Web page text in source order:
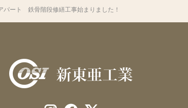
パート 鉄骨階段修繕工事始まりました！